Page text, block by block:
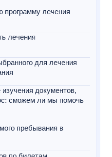
программу лечения
лечения
для лечения
документов,
сможем ли мы помочь
пребывания в